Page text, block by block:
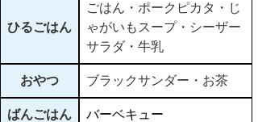
ひるごはん
ごはん・ポークピカタ・じ
ゃがいもスープ・シーザー
サラダ・牛乳
おやつ ブラックサンダー・お茶
ばんごはん バーベキュー